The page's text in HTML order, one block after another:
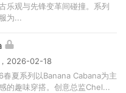
乐观与先锋变革间碰撞。系列
为...
2026-02-18
夏系列以Banana Cabana为主
的趣味穿搭。创意总监Chel...